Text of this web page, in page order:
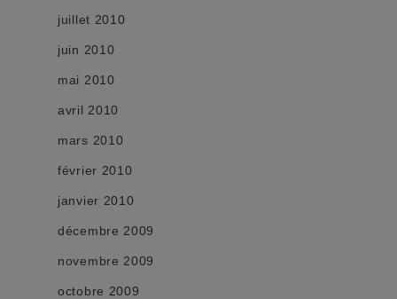
juillet 2010
juin 2010
mai 2010
avril 2010
mars 2010
février 2010
janvier 2010
décembre 2009
novembre 2009
octobre 2009